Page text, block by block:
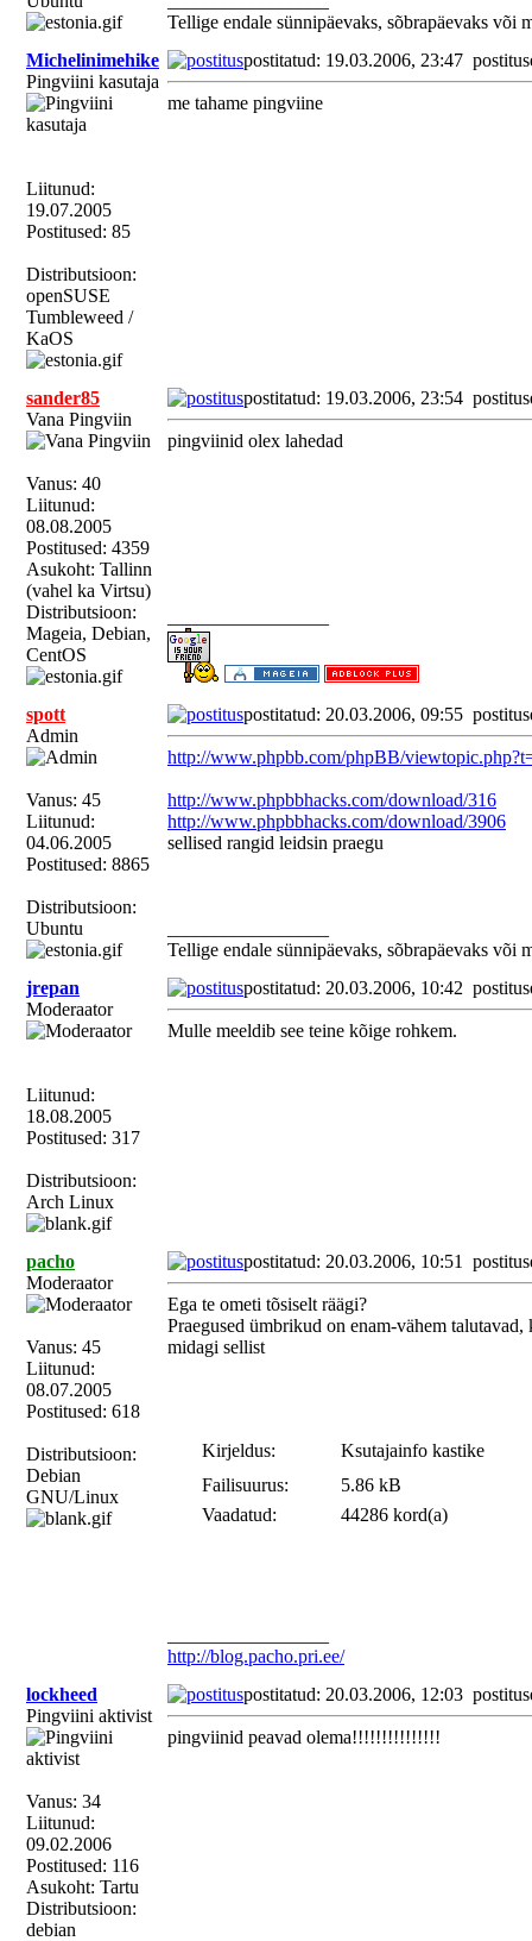
Tellige endale sünnipäevaks, sõbrapäevaks või
Michelinimehike
Pingviini kasutaja
Liitunud:
19.07.2005
Postitused: 85
Distributsioon:
openSUSE
Tumbleweed /
KaOS
postitatud: 19.03.2006, 23:47
me tahame pingviine
sander85
Vana Pingviin
Vanus: 40
Liitunud:
08.08.2005
Postitused: 4359
Asukoht: Tallinn
(vahel ka Virtsu)
Distributsioon:
Mageia, Debian,
CentOS
postitatud: 19.03.2006, 23:54
pingviinid olex lahedad
spott
Admin
Vanus: 45
Liitunud:
04.06.2005
Postitused: 8865
Distributsioon:
Ubuntu
postitatud: 20.03.2006, 09:55
http://www.phpbb.com/phpBB/
http://www.phpbbhacks.com/download/316
http://www.phpbbhacks.com/download/3906
sellised rangid leidsin praegu
Tellige endale sünnipäevaks, sõbrapäevaks või
jrepan
Moderaator
Liitunud:
18.08.2005
Postitused: 317
Distributsioon:
Arch Linux
postitatud: 20.03.2006, 10:42
Mulle meeldib see teine kõige rohkem.
pacho
Moderaator
Vanus: 45
Liitunud:
08.07.2005
Postitused: 618
Distributsioon:
Debian
GNU/Linux
postitatud: 20.03.2006, 10:51
Ega te ometi tõsiselt räägi?
Praegused ümbrikud on enam-vähem
midagi sellist
Kirjeldus:
Ksutajainfo kastike
Failisuurus:
5.86 kB
Vaadatud:
44286 kord(a)
http://blog.pacho.pri.ee/
lockheed
Pingviini aktivist
Vanus: 34
Liitunud:
09.02.2006
Postitused: 116
Asukoht: Tartu
Distributsioon:
debian
postitatud: 20.03.2006, 12:03
pingviinid peavad olema!!!!!!!!!!!!!!!